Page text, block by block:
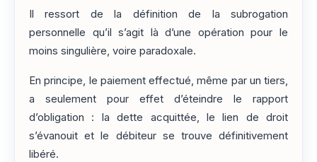
Il ressort de la définition de la subrogation
personnelle qu’il s’agit là d’une opération pour le
moins singulière, voire paradoxale.
En principe, le paiement effectué, même par un tiers,
a seulement pour effet d’éteindre le rapport
d’obligation : la dette acquittée, le lien de droit
s’évanouit et le débiteur se trouve définitivement
libéré.